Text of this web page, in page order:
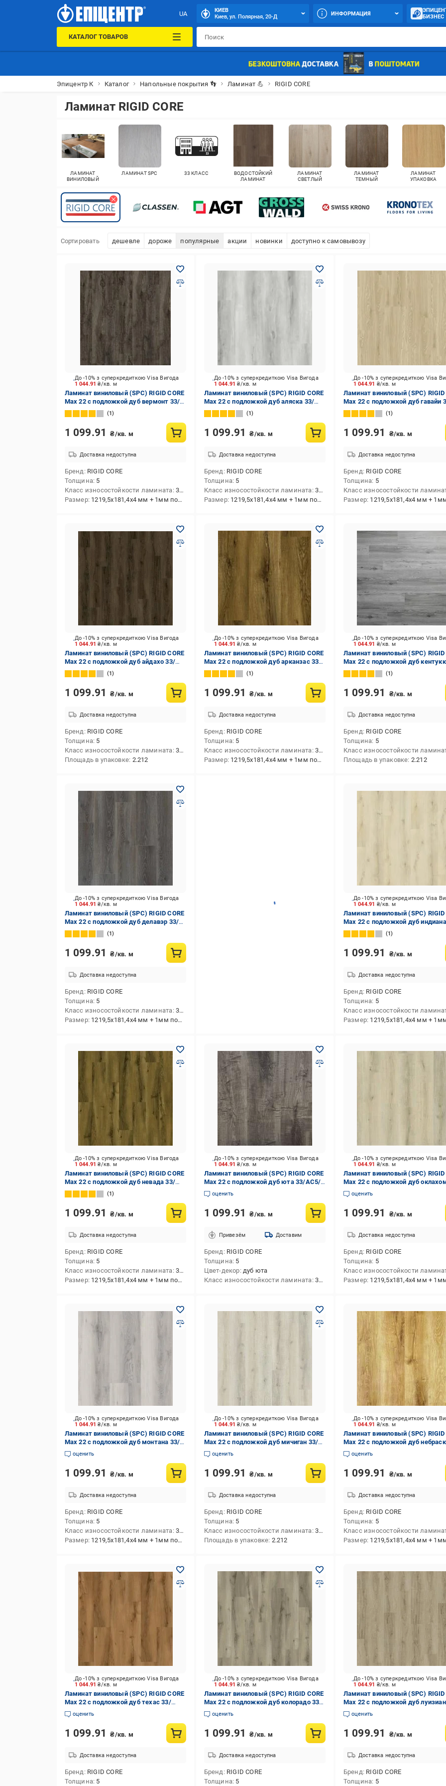
UA
КИЕВ
Киев, ул. Полярная, 20-Д
ИНФОРМАЦИЯ
БИЗНЕС
КАТАЛОГ ТОВАРОВ
Эпицентр К Каталог Напольные покрытия 👣 Ламинат 💪 RIGID CORE
Ламинат RIGID CORE
ЛАМИНАТ
ВИНИЛОВЫЙ
ЛАМИНАТ SPC 33 КЛАСС
ВОДОСТОЙКИЙ
ЛАМИНАТ
ЛАМИНАТ
СВЕТЛЫЙ
ЛАМИНАТ
ТЕМНЫЙ
ЛАМИНАТ
УПАКОВКА
Сортировать дешевле дороже популярные акции новинки доступно к самовывозу
1 044.91₴/кв. м
До -10% з суперкредиткою Visa Вигода
Ламинат виниловый (SPC) RIGID CORE
Max 22 с подложкой дуб вермонт 33/
АС5/5 мм (29123-1)
1
1 099.91 ₴/кв. м
Доставка недоступна
Бренд RIGID CORE
Толщина 5
Класс износостойкости ламината 33/АС5
Размер 1219,5x181,4x4 мм + 1мм подкладка
1 044.91₴/кв. м
До -10% з суперкредиткою Visa Вигода
Ламинат виниловый (SPC) RIGID CORE
Max 22 с подложкой дуб аляска 33/
АС5/5 мм (29074-1)
1
1 099.91 ₴/кв. м
Доставка недоступна
Бренд RIGID CORE
Толщина 5
Класс износостойкости ламината 33/АС5
Размер 1219,5x181,4x4 мм + 1мм подкладка
1 044.91 ₴/кв. м
До -10% з суперкредиткою Visa
Ламинат виниловый (SPC) RIGID
Max 22 с подложкой дуб гавайи
АС5/5 мм (7310-14)
1
1 099.91 ₴/кв. м
Доставка недоступна
Бренд RIGID CORE
Толщина 5
Класс износостойкости
Размер 1219,5x181,4x4 мм + 1мм
1 044.91₴/кв. м
До -10% з суперкредиткою Visa Вигода
Ламинат виниловый (SPC) RIGID CORE
Max 22 с подложкой дуб айдахо 33/
АС5/5 мм (29039-8)
1
1 099.91 ₴/кв. м
Доставка недоступна
Бренд RIGID CORE
Толщина 5
Класс износостойкости ламината 33/АС5
Площадь в упаковке 2.212
1 044.91₴/кв. м
До -10% з суперкредиткою Visa Вигода
Ламинат виниловый (SPC) RIGID CORE
Max 22 с подложкой дуб арканзас 33/
АС5/5 мм (29036-2)
1
1 099.91 ₴/кв. м
Доставка недоступна
Бренд RIGID CORE
Толщина 5
Класс износостойкости ламината 33/АС5
Размер 1219,5x181,4x4 мм + 1мм подкладка
1 044.91 ₴/кв. м
До -10% з суперкредиткою Visa
Ламинат виниловый (SPC) RIGID
Max 22 с подложкой дуб
АС5/5 мм (6062-7)
1
1 099.91 ₴/кв. м
Доставка недоступна
Бренд RIGID CORE
Толщина 5
Класс износостойкости
Площадь в упаковке 2.212
1 044.91₴/кв. м
До -10% з суперкредиткою Visa Вигода
Ламинат виниловый (SPC) RIGID CORE
Max 22 с подложкой дуб делавэр 33/
АС5/5 мм (29045-6)
1
1 099.91 ₴/кв. м
Доставка недоступна
Бренд RIGID CORE
Толщина 5
Класс износостойкости ламината 33/АС5
Размер 1219,5x181,4x4 мм + 1мм подкладка
1 044.91 ₴/кв. м
До -10% з суперкредиткою Visa
Ламинат виниловый (SPC) RIGID
Max 22 с подложкой дуб
АС5/5 мм (29148-2)
1
1 099.91 ₴/кв. м
Доставка недоступна
Бренд RIGID CORE
Толщина 5
Класс износостойкости
Размер 1219,5x181,4x4 мм + 1мм
1 044.91₴/кв. м
До -10% з суперкредиткою Visa Вигода
Ламинат виниловый (SPC) RIGID CORE
Max 22 с подложкой дуб невада 33/
АС5/5 мм (29036-11)
1
1 099.91 ₴/кв. м
Доставка недоступна
Бренд RIGID CORE
Толщина 5
Класс износостойкости ламината 33/АС5
Размер 1219,5x181,4x4 мм + 1мм подкладка
1 044.91₴/кв. м
До -10% з суперкредиткою Visa Вигода
Ламинат виниловый (SPC) RIGID CORE
Max 22 с подложкой дуб юта 33/АС5/5
мм (JC151-3)
оценить
1 099.91 ₴/кв. м
Привезём Доставим
Бренд RIGID CORE
Толщина 5
Цвет-декор дуб юта
Класс износостойкости ламината 33/АС5
1 044.91 ₴/кв. м
До -10% з суперкредиткою Visa
Ламинат виниловый (SPC) RIGID
Max 22 с подложкой дуб
АС5/5 мм (29163-7)
оценить
1 099.91 ₴/кв. м
Доставка недоступна
Бренд RIGID CORE
Толщина 5
Класс износостойкости
Размер 1219,5x181,4x4 мм + 1мм
1 044.91₴/кв. м
До -10% з суперкредиткою Visa Вигода
Ламинат виниловый (SPC) RIGID CORE
Max 22 с подложкой дуб монтана 33/
АС5/5 мм (29148-5)
оценить
1 099.91 ₴/кв. м
Доставка недоступна
Бренд RIGID CORE
Толщина 5
Класс износостойкости ламината 33/АС5
Размер 1219,5x181,4x4 мм + 1мм подкладка
1 044.91₴/кв. м
До -10% з суперкредиткою Visa Вигода
Ламинат виниловый (SPC) RIGID CORE
Max 22 с подложкой дуб мичиган 33/
АС5/5 мм (29163-1)
оценить
1 099.91 ₴/кв. м
Доставка недоступна
Бренд RIGID CORE
Толщина 5
Класс износостойкости ламината 33/АС5
Площадь в упаковке 2.212
1 044.91 ₴/кв. м
До -10% з суперкредиткою Visa
Ламинат виниловый (SPC) RIGID
Max 22 с подложкой дуб
АС5/5 мм (19018-11)
оценить
1 099.91 ₴/кв. м
Доставка недоступна
Бренд RIGID CORE
Толщина 5
Класс износостойкости
Размер 1219,5x181,4x4 мм + 1мм
1 044.91₴/кв. м
До -10% з суперкредиткою Visa Вигода
Ламинат виниловый (SPC) RIGID CORE
Max 22 с подложкой дуб техас 33/
АС5/5 мм (29036-5)
оценить
1 099.91 ₴/кв. м
Доставка недоступна
Бренд RIGID CORE
Толщина 5
1 044.91₴/кв. м
До -10% з суперкредиткою Visa Вигода
Ламинат виниловый (SPC) RIGID CORE
Max 22 с подложкой дуб колорадо 33/
АС5/5 мм (29036-6)
оценить
1 099.91 ₴/кв. м
Доставка недоступна
Бренд RIGID CORE
Толщина 5
1 044.91 ₴/кв. м
До -10% з суперкредиткою Visa
Ламинат виниловый (SPC) RIGID
Max 22 с подложкой дуб
АС5/5 мм (29098-4)
оценить
1 099.91 ₴/кв. м
Доставка недоступна
Бренд RIGID CORE
Толщина 5